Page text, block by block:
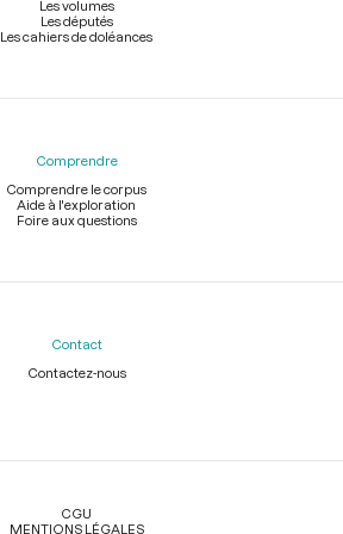
Les volumes
Les députés
Les cahiers de doléances
Comprendre
Comprendre le corpus
Aide à l'exploration
Foire aux questions
Contact
Contactez-nous
CGU
MENTIONS LÉGALES